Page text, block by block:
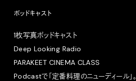
ポッドキャスト
1枚写真ポッドキャスト
Deep Looking Radio
PARAKEET CINEMA CLASS
Podcastで「定番料理のニューディール」。